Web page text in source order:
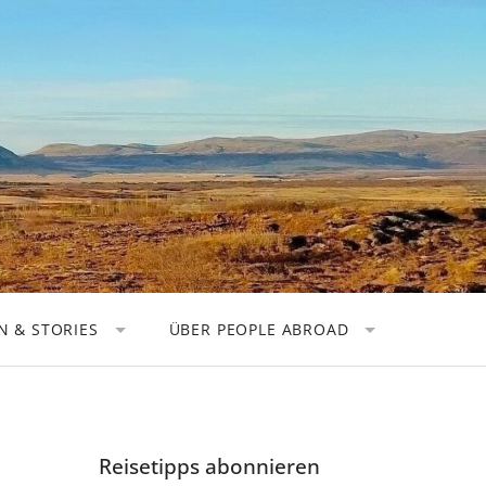
& STORIES ÜBER PEOPLE ABROAD
Reisetipps abonnieren